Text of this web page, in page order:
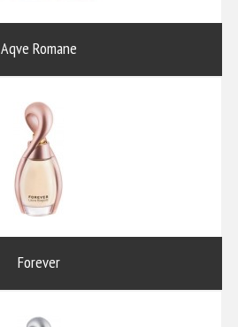
Aqve Romane
Forever